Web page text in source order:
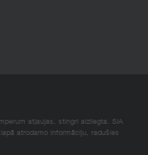
atļaujas, stingri aizliegta. SIA
atrodamo informāciju, radušies